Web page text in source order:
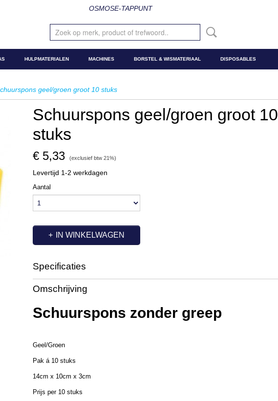
OSMOSE-TAPPUNT
HULPMATERIALEN MACHINES BORSTEL & WISMATERIAAL DISPOSABLES
geel/groen groot 10 stuks
Schuurspons geel/groen groot 10
stuks
€ 5,33 (exclusief btw 21%)
Levertijd 1-2 werkdagen
Aantal
IN WINKELWAGEN
Specificaties
Productcode
Netto gewicht
Afmetingen (l,b,h)
29 x 14 x 10 cm
Omschrijving
Schuurspons zonder greep
Geel/Groen
Pak á 10 stuks
14cm x 10cm x 3cm
Prijs per 10 stuks